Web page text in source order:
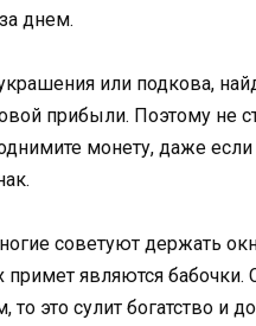
днем.
или подкова,
прибыли. Поэтому не
монету, даже
советуют держать
являются бабочки.
то это сулит богатство и